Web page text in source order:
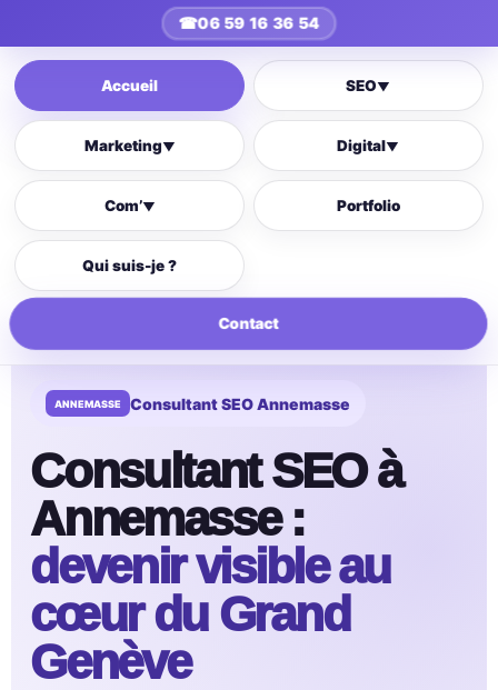
☎06 59 16 36 54
Accueil SEO▼
Marketing▼ Digital▼
Com’▼ Portfolio
Qui suis-je ?
Contact
Consultant SEO Annemasse
Consultant SEO à
Annemasse :
devenir visible au
cœur du Grand
Genève